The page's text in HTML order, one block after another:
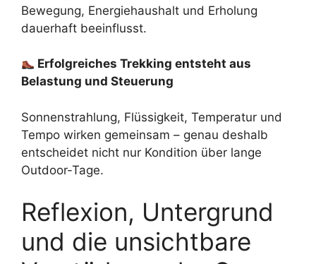
Bewegung, Energiehaushalt und Erholung
dauerhaft beeinflusst.
Erfolgreiches Trekking entsteht aus
Belastung und Steuerung
Sonnenstrahlung, Flüssigkeit, Temperatur und
Tempo wirken gemeinsam – genau deshalb
entscheidet nicht nur Kondition über lange
Outdoor-Tage.
Reflexion, Untergrund
und die unsichtbare